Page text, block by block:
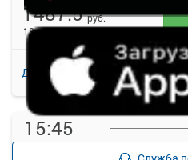
Детали рейса
1487.5 руб.
18 свободных мест
15:45